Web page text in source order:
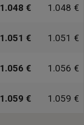
1.048 € 1.048 €
1.051 € 1.051 €
1.056 € 1.056 €
1.059 € 1.059 €